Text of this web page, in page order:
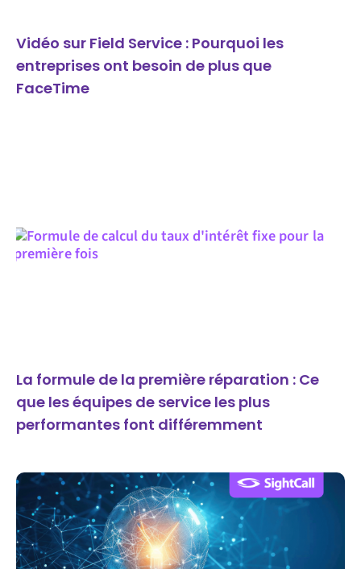
Vidéo sur Field Service : Pourquoi les
entreprises ont besoin de plus que
FaceTime
La formule de la première réparation : Ce
que les équipes de service les plus
performantes font différemment